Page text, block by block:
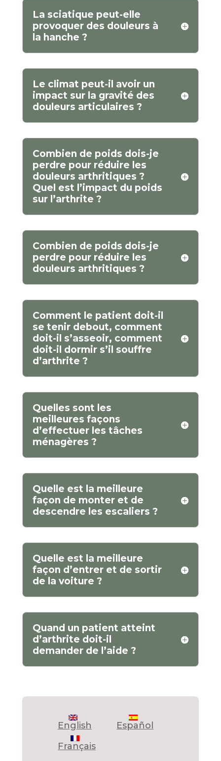
La sciatique peut-elle
provoquer des douleurs à
la hanche ?
Le climat peut-il avoir un
impact sur la gravité des
douleurs articulaires ?
Combien de poids dois-je
perdre pour réduire les
douleurs arthritiques ?
Quel est l’impact du poids
sur l’arthrite ?
Combien de poids dois-je
perdre pour réduire les
douleurs arthritiques ?
Comment le patient doit-il
se tenir debout, comment
doit-il s’asseoir, comment
doit-il dormir s’il souffre
d’arthrite ?
Quelles sont les
meilleures façons
d’effectuer les tâches
ménagères ?
Quelle est la meilleure
façon de monter et de
descendre les escaliers ?
Quelle est la meilleure
façon d’entrer et de sortir
de la voiture ?
Quand un patient atteint
d’arthrite doit-il
demander de l’aide ?
English
Español
Français